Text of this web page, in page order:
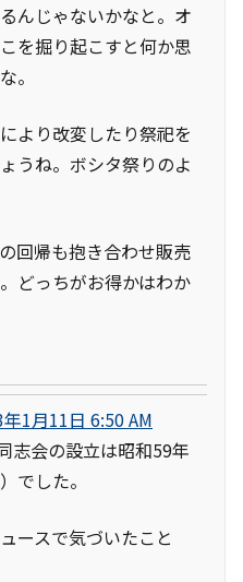
んじゃないかなと。オ
を掘り起こすと何か思
。
より改変したり祭祀を
うね。ボシタ祭りのよ
回帰も抱き合わせ販売
どっちがお得かはわか
1月11日 6:50 AM
志会の設立は昭和59年
でした。
ースで気づいたこと